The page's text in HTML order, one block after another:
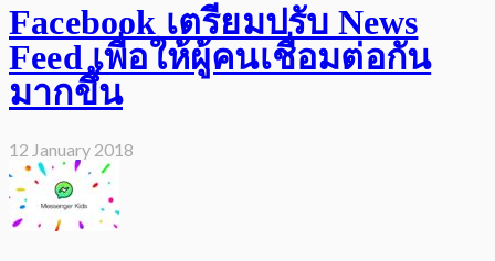
Facebook เตรียมปรับ News
Feed เพื่อให้ผู้คนเชื่อมต่อกัน
มากขึ้น
12 January 2018